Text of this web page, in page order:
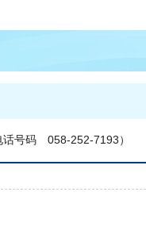
话号码 058-252-7193）